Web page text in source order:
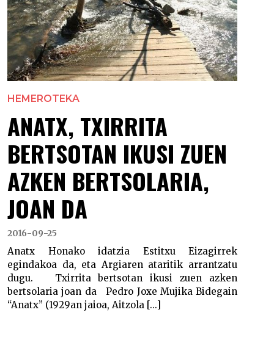
HEMEROTEKA
ANATX, TXIRRITA
BERTSOTAN IKUSI ZUEN
AZKEN BERTSOLARIA,
JOAN DA
2016-09-25
Anatx Honako idatzia Estitxu Eizagirrek
egindakoa da, eta Argiaren ataritik arrantzatu
dugu. Txirrita bertsotan ikusi zuen azken
bertsolaria joan da Pedro Joxe Mujika Bidegain
“Anatx” (1929an jaioa, Aitzola [...]